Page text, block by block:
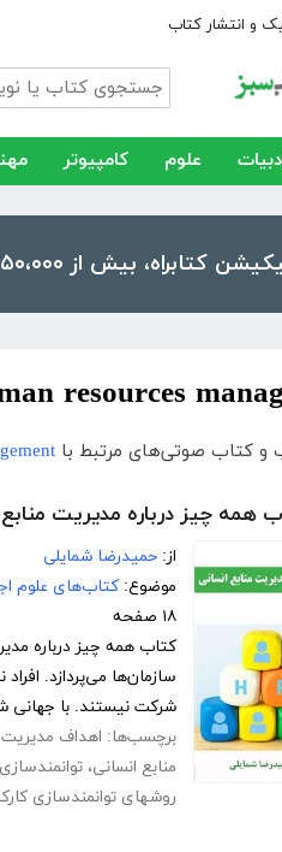
و انتشار کتاب
علوم کامپیوتر
بیش از ۵۰،۰۰۰ کتاب، کتاب صوتی و رمان را در موبایل و تبلت خود داشته باشید!
resources
و کتاب صوتی‌های مرتبط با
همه چیز درباره مدیریت
از: حمیدرضا شمایلی
موضوع: کتاب‌های علوم
۱۸ صفحه
کتاب همه چیز درباره
سازمان‌ها می‌پردازد.
شرکت نیستند. با جهانی
برچسب‌ها: اهداف مدیریت
منابع انسانی،
روشهای توانمندسازی